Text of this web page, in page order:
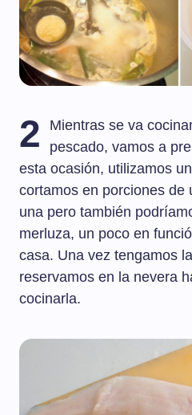
2
Mientras se va
pescado, vamos a
esta ocasión, utilizamos
cortamos en porciones de
una pero también
merluza, un poco en
casa. Una vez tengamos
reservamos en la nevera
cocinarla.